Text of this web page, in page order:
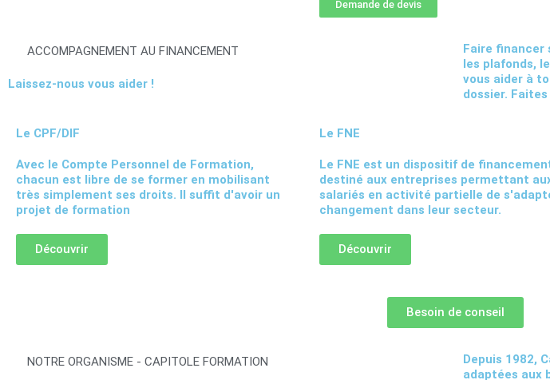
Demande de devis
ACCOMPAGNEMENT AU FINANCEMENT
Laissez-nous vous aider !
Faire financer
les plafonds,
vous aider à
dossier.
Le CPF/DIF
Avec le Compte Personnel de Formation,
chacun est libre de se former en mobilisant
très simplement ses droits. Il suffit d'avoir un
projet de formation
Découvrir
Le FNE
Le FNE est un dispositif de
destiné aux entreprises permettant
salariés en activité partielle de
changement dans leur secteur.
Découvrir
Besoin de conseil
NOTRE ORGANISME - CAPITOLE FORMATION Depuis 1982,
adaptées aux